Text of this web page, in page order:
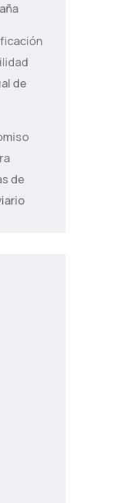
de
de